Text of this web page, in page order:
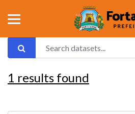
1 results found